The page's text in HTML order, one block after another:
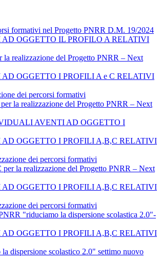
formativi nel Progetto PNRR D.M. 19/2024
OGGETTO IL PROFILO A RELATIVI
realizzazione del Progetto PNRR – Next
OGGETTO I PROFILI A e C RELATIVI
dei percorsi formativi
la realizzazione del Progetto PNRR – Next
AVENTI AD OGGETTO I
OGGETTO I PROFILI A,B,C RELATIVI
dei percorsi formativi
la realizzazione del Progetto PNRR – Next
OGGETTO I PROFILI A,B,C RELATIVI
dei percorsi formativi
"riduciamo la dispersione scolastica 2.0"-
OGGETTO I PROFILI A,B,C RELATIVI
scolastico 2.0" settimo nuovo